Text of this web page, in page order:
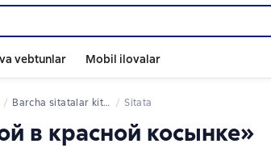
vebtunlar Mobil ilovalar
Barcha sitatalar kitoblardan Sitata
в красной косынке»